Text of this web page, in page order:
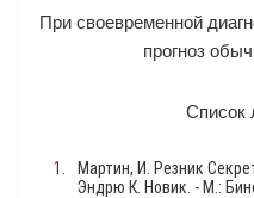
При своевременной
прогноз
Список
Мартин, И. Резник
Эндрю К. Новик. - М.: